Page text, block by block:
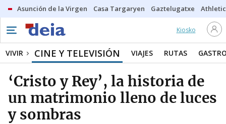
Asunción de la Virgen Casa Targaryen Gaztelugatxe Athletic
Kiosko
VIVIR CINE Y TELEVISIÓN VIAJES RUTAS
‘Cristo y Rey’, la historia de
un matrimonio lleno de luces
y sombras